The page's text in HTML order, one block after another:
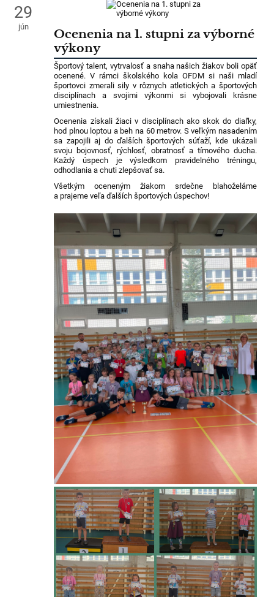
29
jún
Ocenenia na 1. stupni za výborné
výkony
Športový talent, vytrvalosť a snaha našich žiakov boli opäť
ocenené. V rámci školského kola OFDM si naši mladí
športovci zmerali sily v rôznych atletických a športových
disciplínach a svojimi výkonmi si vybojovali krásne
umiestnenia.
Ocenenia získali žiaci v disciplínach ako skok do diaľky,
hod plnou loptou a beh na 60 metrov. S veľkým nasadením
sa zapojili aj do ďalších športových súťaží, kde ukázali
svoju bojovnosť, rýchlosť, obratnosť a tímového ducha.
Každý úspech je výsledkom pravidelného tréningu,
odhodlania a chuti zlepšovať sa.
Všetkým oceneným žiakom srdečne blahoželáme
a prajeme veľa ďalších športových úspechov!